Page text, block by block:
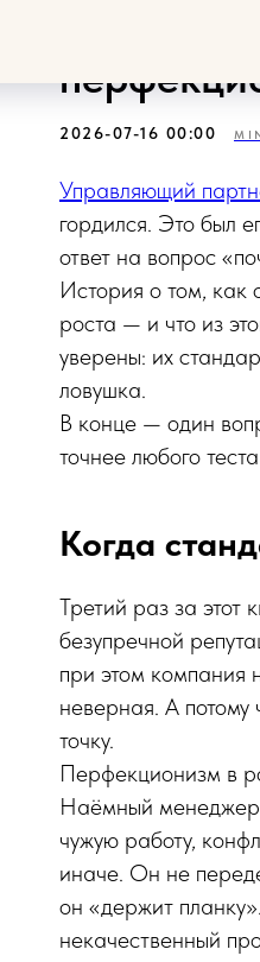
Как
2026-07-16 00:00
Управляющий
гордился. Это был
ответ на вопрос
История о том, как
роста — и что из
уверены: их
ловушка.
В конце — один
точнее любого
Когда
Третий раз за этот
безупречной
при этом компания
неверная. А
точку.
Перфекционизм в
Наёмный
чужую работу,
иначе. Он не
он «держит
некачественный